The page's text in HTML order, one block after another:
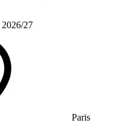
2026/27
Paris